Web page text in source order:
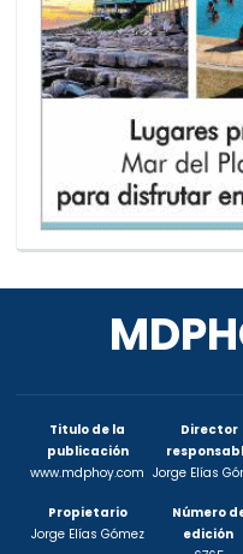
Titulo de la
publicación
www.mdphoy.com
Propietario
Jorge Elías Gómez
Director
Jorge Elías
Número
edición